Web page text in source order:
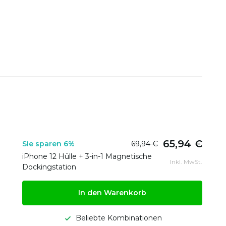
Sie sparen 6% 69,94 € 65,94 €
iPhone 12 Hülle + 3-in-1 Magnetische
Dockingstation
Inkl. MwSt.
In den Warenkorb
Beliebte Kombinationen